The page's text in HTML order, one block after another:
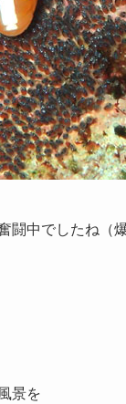
闘中でしたね（爆
景を